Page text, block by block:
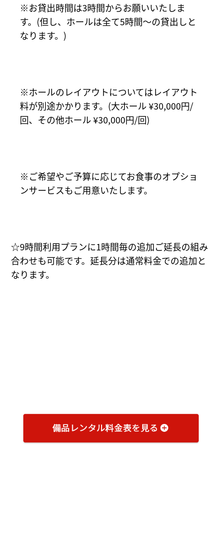
お貸出時間は3時間からお願いいたしま
す。(但し、ホールは全て5時間～の貸出しと
なります。)
ホールのレイアウトについてはレイアウト
料が別途かかります。(大ホール ¥30,000円/
回、その他ホール ¥30,000円/回)
ご希望やご予算に応じてお食事のオプショ
ンサービスもご用意いたします。
☆9時間利用プランに1時間毎の追加ご延長の組み
合わせも可能です。延長分は通常料金での追加と
なります。